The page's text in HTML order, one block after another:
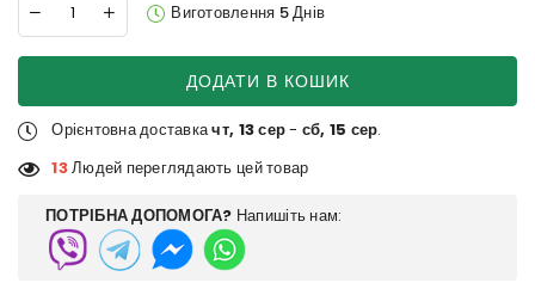
Виготовлення 5 Днів
ДОДАТИ В КОШИК
Орієнтовна доставкачт, 13 сер- сб, 15 сер.
13Людей переглядають цей товар
ПОТРІБНА ДОПОМОГА? Напишіть нам: